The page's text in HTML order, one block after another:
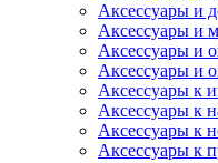
Аксессуары и
Аксессуары и
Аксессуары и
Аксессуары и
Аксессуары к
Аксессуары к
Аксессуары к
Аксессуары к